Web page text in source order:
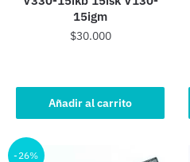
15igm
$30.000
Añadir al carrito
-26%